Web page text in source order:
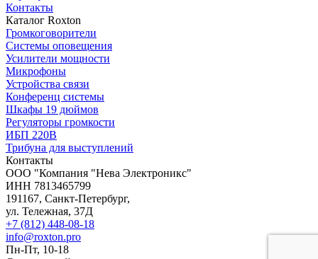
Контакты
Каталог Roxton
Громкоговорители
Системы оповещения
Усилители мощности
Микрофоны
Устройства связи
Конференц системы
Шкафы 19 дюймов
Регуляторы громкости
ИБП 220В
Трибуна для выступлений
Контакты
OOO "Компания "Нева Электроникс"
ИНН 7813465799
191167, Санкт-Петербург,
ул. Тележная, 37Д
+7 (812) 448-08-18
info@roxton.pro
Пн-Пт, 10-18